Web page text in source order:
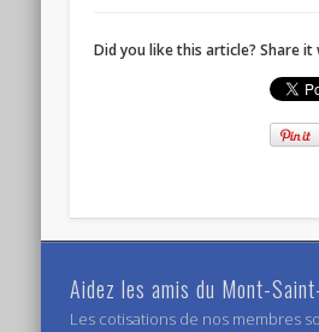
Did you like this article? Share
Aidez les amis du Mont-
Les cotisations de nos membres